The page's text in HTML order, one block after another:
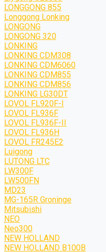
LONGGONG 855
Longgong Lonking
LONGONG
LONGONG 320
LONKING
LONKING CDM308
LONKING CDM6060
LONKING CDM855
LONKING CDM856
LONKING LG30DT
LOVOL FL920F-I
LOVOL FL936F
LOVOL FL936F-II
LOVOL FL936H
LOVOL FR245E2
Luigong
LUTONG LTC
LW300F
LW500FN
MD23
MG-165R Groninge
Mitsubishi
NEO
Neo300
NEW HOLLAND
NEW HOLLAND B100B